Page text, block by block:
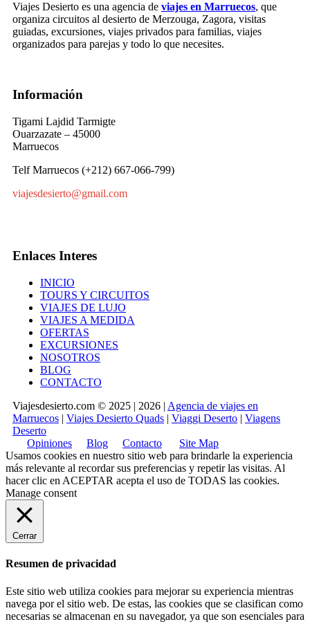
Viajes Desierto es una agencia de viajes en Marruecos, que
organiza circuitos al desierto de Merzouga, Zagora, visitas
guiadas, excursiones, viajes privados para familias, viajes
organizados para parejas y todo lo que necesites.
Información
Tigami Lajdid Tarmigte
Ouarzazate – 45000
Marruecos
Telf Marruecos (+212) 667-066-799)
viajesdesierto@gmail.com
Enlaces Interes
INICIO
TOURS Y CIRCUITOS
VIAJES DE LUJO
VIAJES A MEDIDA
OFERTAS
EXCURSIONES
NOSOTROS
BLOG
CONTACTO
Viajesdesierto.com © 2025 | 2026 | Agencia de viajes en
Marruecos | Viajes Desierto Quads | Viaggi Deserto | Viagens
Deserto
Opiniones
Blog Contacto
Site Map
Usamos cookies en nuestro sitio web para brindarle la experiencia
más relevante al recordar sus preferencias y repetir las visitas. Al
hacer clic en ACEPTAR acepta el uso de TODAS las cookies.
Manage consent
Cerrar
Resumen de privacidad
Este sitio web utiliza cookies para mejorar su experiencia mientras
navega por el sitio web. De estas, las cookies que se clasifican como
necesarias se almacenan en su navegador, ya que son esenciales para